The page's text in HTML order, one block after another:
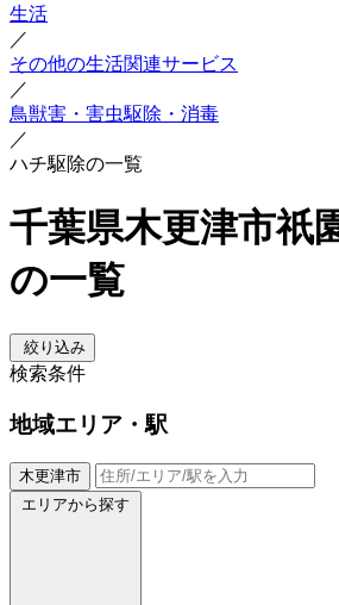
生活
／
その他の生活関連サービス
／
鳥獣害・害虫駆除・消毒
／
ハチ駆除の一覧
千葉県木更津市祇
の一覧
絞り込み
検索条件
地域エリア・駅
木更津市
エリアから探す